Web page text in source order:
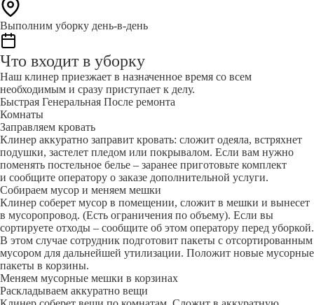
Выполним уборку день-в-день
Что входит в уборку
Наш клинер приезжает в назначенное время со всем
необходимым и сразу приступает к делу.
Быстрая Генеральная После ремонта
Комнаты
Заправляем кровать
Клинер аккуратно заправит кровать: сложит одеяла, встряхнет
подушки, застелет пледом или покрывалом. Если вам нужно
поменять постельное белье – заранее приготовьте комплект
и сообщите оператору о заказе дополнительной услуги.
Собираем мусор и меняем мешки
Клинер соберет мусор в помещении, сложит в мешки и вынесет
в мусоропровод. (Есть ограничения по объему). Если вы
сортируете отходы – сообщите об этом оператору перед уборкой.
В этом случае сотрудник подготовит пакеты с отсортированным
мусором для дальнейшей утилизации. Положит новые мусорные
пакеты в корзины.
Меняем мусорные мешки в корзинах
Раскладываем аккуратно вещи